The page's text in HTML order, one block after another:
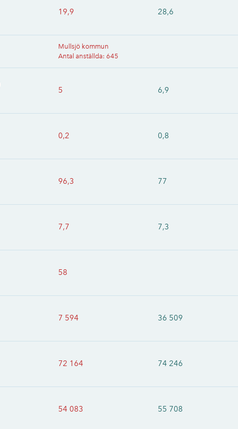
19,9 28,6
Mullsjö kommun
Antal anställda: 645
5 6,9
0,2 0,8
96,3 77
7,7 7,3
58
7 594 36 509
72 164 74 246
54 083 55 708